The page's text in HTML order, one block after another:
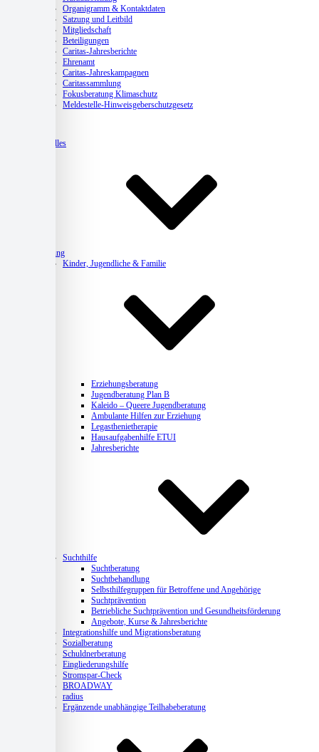
Organigramm & Kontaktdaten
Satzung und Leitbild
Mitgliedschaft
Beteiligungen
Caritas-Jahresberichte
Ehrenamt
Caritas-Jahreskampagnen
Caritassammlung
Fokusberatung Klimaschutz
Meldestelle-Hinweisgeberschutzgesetz
Aktuelles
Beratung
Kinder, Jugendliche & Familie
Erziehungsberatung
Jugendberatung Plan B
Kaleido – Queere Jugendberatung
Ambulante Hilfen zur Erziehung
Legasthenietherapie
Hausaufgabenhilfe ETUI
Jahresberichte
Suchthilfe
Suchtberatung
Suchtbehandlung
Selbsthilfegruppen für Betroffene und Angehörige
Suchtprävention
Betriebliche Suchtprävention und Gesundheitsförderung
Angebote, Kurse & Jahresberichte
Integrationshilfe und Migrationsberatung
Sozialberatung
Schuldnerberatung
Eingliederungshilfe
Stromspar-Check
BROADWAY
radius
Ergänzende unabhängige Teilhabeberatung